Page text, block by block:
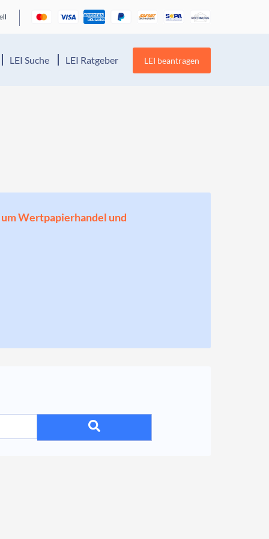
LEI Suche LEI Ratgeber LEI beantragen
Wertpapierhandel und